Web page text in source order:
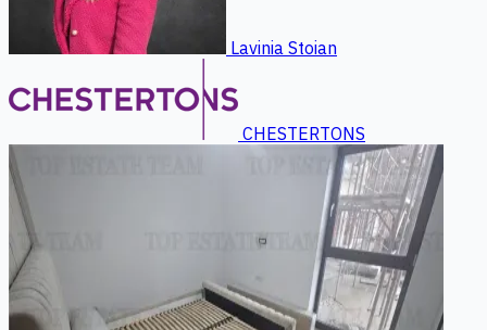
Lavinia Stoian
CHESTERTONS